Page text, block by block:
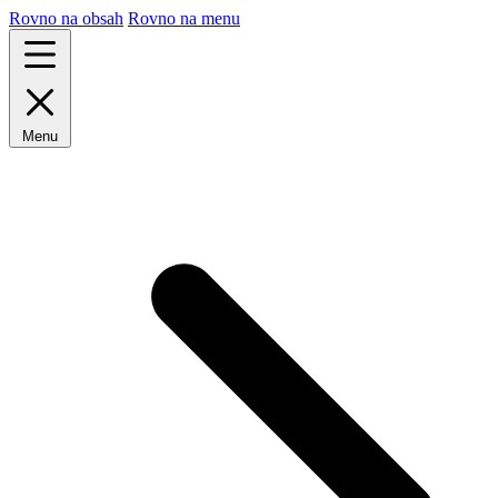
Rovno na obsah Rovno na menu
Menu